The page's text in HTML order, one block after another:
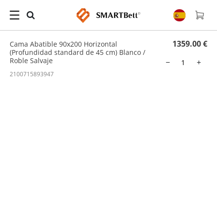
Hogar Cama Abatible
/ Cama Abatible 90x200 Horizontal (Profundidad standard de
Cama Abatible 90x200 Horizontal
(Profundidad standard de 45 cm) Blanco /
Roble Salvaje
1359.00 €
−
+
2100715893947